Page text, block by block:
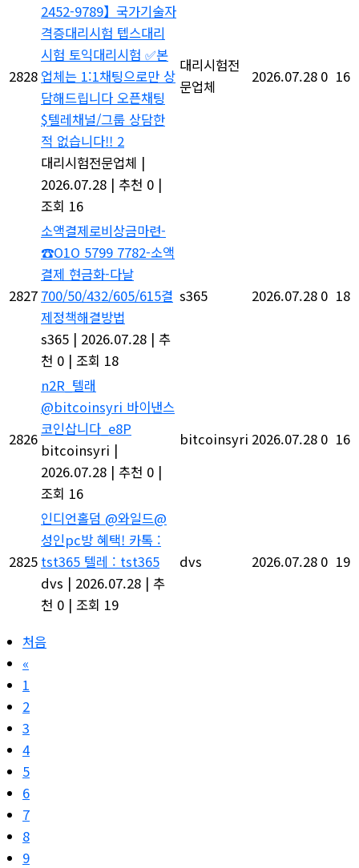
격증대리시험 텝스대리
시험 토익대리시험
본
업체는 1:1채팅으로만 상
담해드립니다 오픈채팅
$텔레채널/그룹 상담한
적 없습니다!! 2
대리시험전문업체
2026.07.28 | 추천 0
조회 16
문업체
소액결제로비상금마련-
O1O 5799 7782-소
액결제 현금화-다날
700/50/432/605/615결
제정책해결방법
s365 | 2026.07.28
천 0 | 조회 18
n2R_텔래
@bitcoinsyri 바이낸스
코인삽니다_e8P
bitcoinsyri |
2026.07.28
조회 16
인디언홀덤 @와일드@
성인pc방 혜택! 카톡 :
tst365 텔레 : tst365
dvs | 2026.07.28 | 추
천 0 | 조회 19
«
1
2
3
4
5
6
7
8
9
10